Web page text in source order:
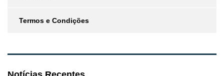
Termos e Condições